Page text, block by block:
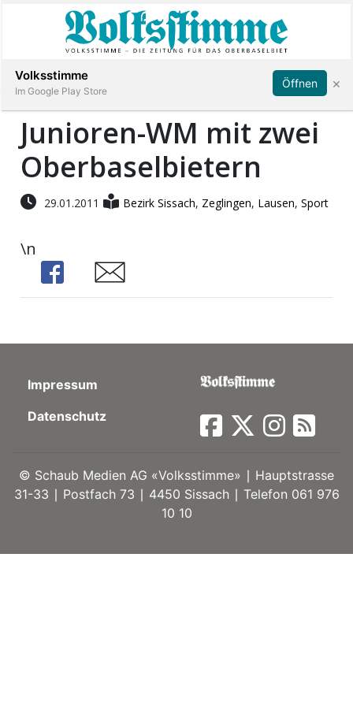
Immobilien
Veranstaltungen
Stellen
Fussball
Abonnieren Anmelden
Junioren-WM mit zwei
Oberbaselbietern
29.01.2011 Bezirk Sissach, Zeglingen, Lausen,Sport
\n
Share
Share
Impressum
Datenschutz
© Schaub Medien AG «Volksstimme» ∣ Hauptstrasse
31-33 ∣ Postfach 73 ∣ 4450 Sissach ∣ Telefon 061 976
10 10
Volksstimme
Im Google Play Store
Öffnen ×